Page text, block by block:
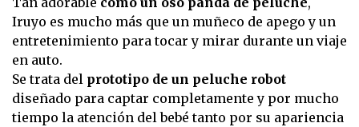
Iruyo es mucho más que un muñeco de apego y un
entretenimiento para tocar y mirar durante un viaje
en auto.
Se trata del prototipo de un peluche robot
diseñado para captar completamente y por mucho
tiempo la atención del bebé tanto por su apariencia